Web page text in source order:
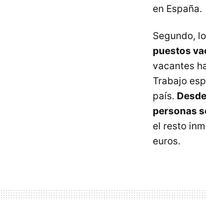
en España.
Segundo,
puestos
vacantes
Trabajo
país.
personas
el resto
euros.